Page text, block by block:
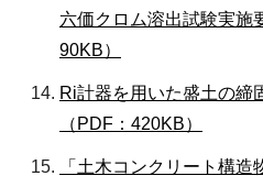
六価クロム溶出試験実施
90KB）
Ri計器を用いた盛土の締
（PDF：420KB）
「土木コンクリート構